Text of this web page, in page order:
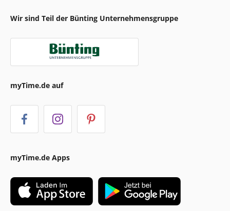
Wir sind Teil der Bünting Unternehmensgruppe
myTime.de auf
myTime.de Apps